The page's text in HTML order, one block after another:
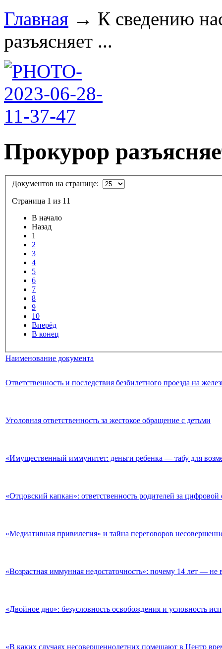
Главная → К сведению
разъясняет ...
Прокурор
Документов на странице:
Страница 1 из 11
В начало
Назад
1
2
3
4
5
6
7
8
9
10
Вперёд
В конец
Наименование документа
Ответственность и последствия безбилетного проезда на
Уголовная ответственность за жестокое обращение с детьми
«Имущественный иммунитет: деньги ребенка — табу для
«Отцовский капкан»: ответственность родителей за цифровой
«Медиативная привилегия» и тайна переговоров
«Возрастная иммунная недостаточность»: почему 14 лет — не
«Двойное дно»: безусловность освобождения и условность
«В каких случаях несовершеннолетних помещают в Центр